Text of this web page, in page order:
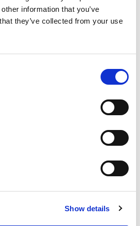
information that you’ve
they’ve collected from your use
Show details